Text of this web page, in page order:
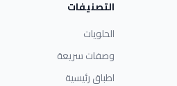
التصنيفات
الحلويات
وصفات سريعة
اطباق رئيسية